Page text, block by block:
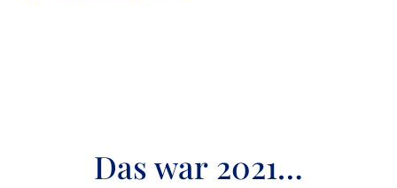
Das war 2021…